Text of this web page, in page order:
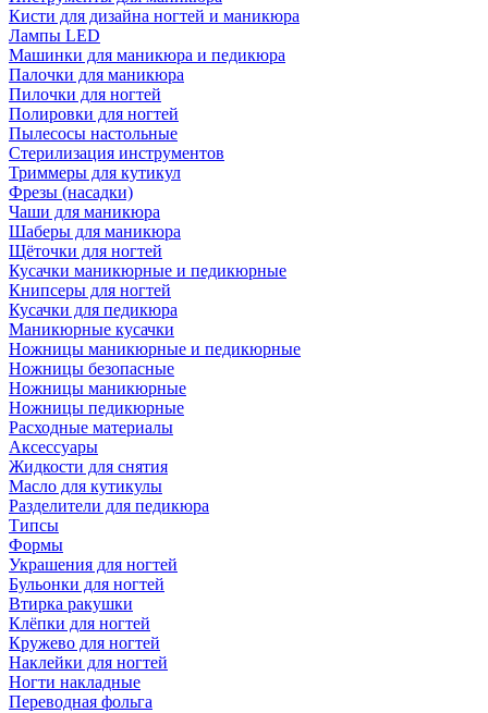
Кисти для дизайна ногтей и маникюра
Лампы LED
Машинки для маникюра и педикюра
Палочки для маникюра
Пилочки для ногтей
Полировки для ногтей
Пылесосы настольные
Стерилизация инструментов
Триммеры для кутикул
Фрезы (насадки)
Чаши для маникюра
Шаберы для маникюра
Щёточки для ногтей
Кусачки маникюрные и педикюрные
Книпсеры для ногтей
Кусачки для педикюра
Маникюрные кусачки
Ножницы маникюрные и педикюрные
Ножницы безопасные
Ножницы маникюрные
Ножницы педикюрные
Расходные материалы
Аксессуары
Жидкости для снятия
Масло для кутикулы
Разделители для педикюра
Типсы
Формы
Украшения для ногтей
Бульонки для ногтей
Втирка ракушки
Клёпки для ногтей
Кружево для ногтей
Наклейки для ногтей
Ногти накладные
Переводная фольга